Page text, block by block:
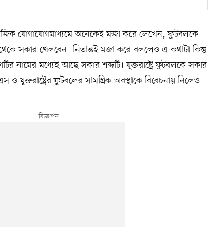
যোগাযোগমাধ্যমে অনেকেই মজা করে লেখেন, ফুটবলকে
সকার খেলবেন। নিতান্তই মজা করে বললেও এ কথাটা কিন্তু
নামের মধ্যেই আছে সকার শব্দটি। যুক্তরাষ্ট্রে ফুটবলকে সকার
যুক্তরাষ্ট্রের ফুটবলের সামগ্রিক অবস্থাকে বিবেচনায় নিলেও